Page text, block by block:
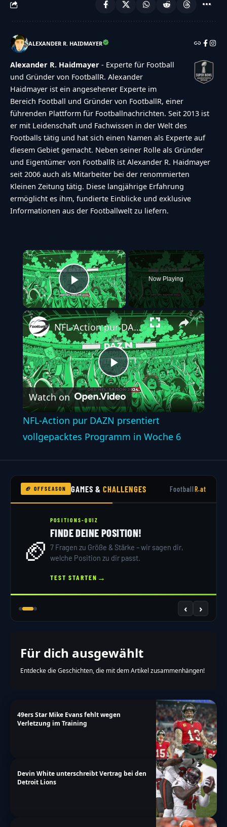
ALEXANDER R. HAIDMAYER
Alexander R. Haidmayer - Experte für Football
und Gründer von FootballR. Alexander
Haidmayer ist ein angesehener Experte im
Bereich Football und Gründer von FootballR, einer
führenden Plattform für Footballnachrichten. Seit 2013 ist
er mit Leidenschaft und Fachwissen in der Welt des
Footballs tätig und hat sich einen Namen als Experte auf
diesem Gebiet gemacht. Neben seiner Rolle als Gründer
und Eigentümer von FootballR ist Alexander R. Haidmayer
seit 2006 auch als Mitarbeiter bei der renommierten
Kleinen Zeitung tätig. Diese langjährige Erfahrung
ermöglicht es ihm, fundierte Einblicke und exklusive
Informationen aus der Footballwelt zu liefern.
×
Play Video
Now Playing
Play
Video
NFL-Action pur DAZN prsentiert vollgepacktes Programm in Woche 6
Watch on
NFL-Action pur DAZN prsentiert
vollgepacktes Programm in Woche 6
🏈 OFFSEASON GAMES &CHALLENGES FootballR.at
🏈
POSITIONS-QUIZ
FINDE DEINE POSITION!
7 Fragen zu Größe & Stärke – wir sagen dir,
welche Position zu dir passt.
TEST STARTEN →
‹ ›
Für dich ausgewählt
Entdecke die Geschichten, die mit dem Artikel zusammenhängen!
49ers Star Mike Evans fehlt wegen
Verletzung im Training
Devin White unterschreibt Vertrag bei den
Detroit Lions